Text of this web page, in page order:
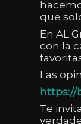
que
En AL
con la
Las
https://
Te